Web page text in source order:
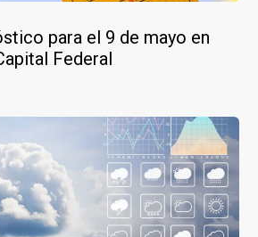
para el 9 de mayo en
Federal